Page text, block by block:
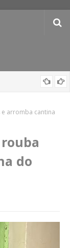
arromba cantina
do